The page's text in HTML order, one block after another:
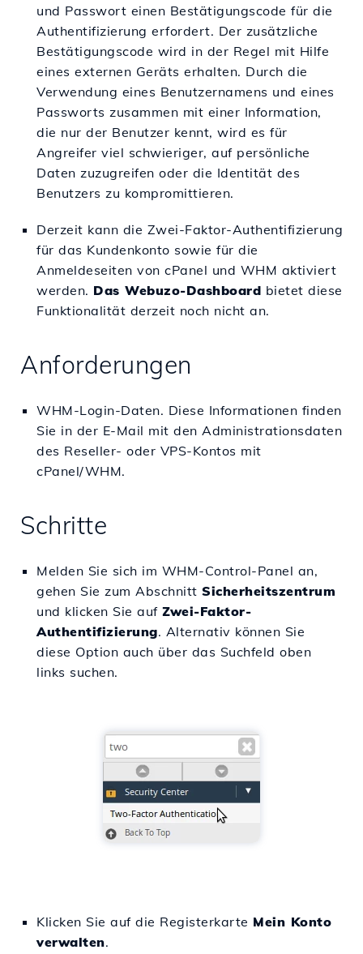
und Passwort einen Bestätigungscode für die
Authentifizierung erfordert. Der zusätzliche
Bestätigungscode wird in der Regel mit Hilfe
eines externen Geräts erhalten. Durch die
Verwendung eines Benutzernamens und eines
Passworts zusammen mit einer Information,
die nur der Benutzer kennt, wird es für
Angreifer viel schwieriger, auf persönliche
Daten zuzugreifen oder die Identität des
Benutzers zu kompromittieren.
Derzeit kann die Zwei-Faktor-Authentifizierung
für das Kundenkonto sowie für die
Anmeldeseiten von cPanel und WHM aktiviert
werden. Das Webuzo-Dashboard bietet diese
Funktionalität derzeit noch nicht an.
Anforderungen
WHM-Login-Daten. Diese Informationen finden
Sie in der E-Mail mit den Administrationsdaten
des Reseller- oder VPS-Kontos mit
cPanel/WHM.
Schritte
Melden Sie sich im WHM-Control-Panel an,
gehen Sie zum Abschnitt Sicherheitszentrum
und klicken Sie auf Zwei-Faktor-
Authentifizierung. Alternativ können Sie
diese Option auch über das Suchfeld oben
links suchen.
Klicken Sie auf die Registerkarte Mein Konto
verwalten.